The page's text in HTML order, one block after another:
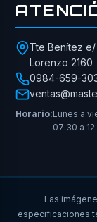
Tte Benítez
Lorenzo 2160
0984-659-
Horario:Lunes a
07:30 a
Las
especificaciones